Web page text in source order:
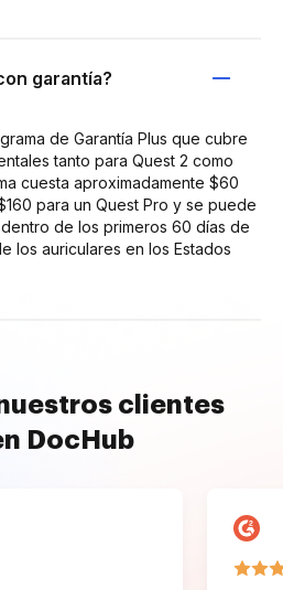
garantía?
de Garantía Plus que cubre
tanto para Quest 2 como
cuesta aproximadamente $60
para un Quest Pro y se puede
de los primeros 60 días de
los auriculares en los Estados
clientes
DocHub